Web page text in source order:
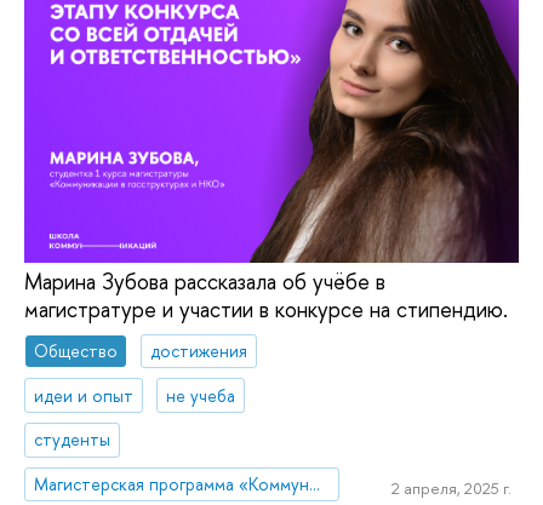
Марина Зубова рассказала об учёбе в
магистратуре и участии в конкурсе на стипендию.
Общество
достижения
идеи и опыт
не учеба
студенты
Магистерская программа «Коммуникации в государственных структурах и НКО»
2 апреля, 2025 г.